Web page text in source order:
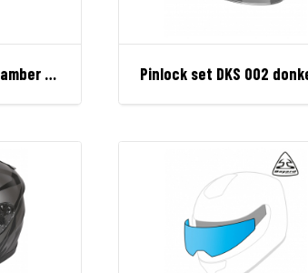
Pinlock set DKS 002 amber 70 perf